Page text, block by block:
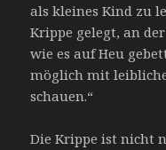
als kleines Kind zu
Krippe gelegt, an
wie es auf Heu
möglich mit
schauen.“
Die Krippe ist nicht